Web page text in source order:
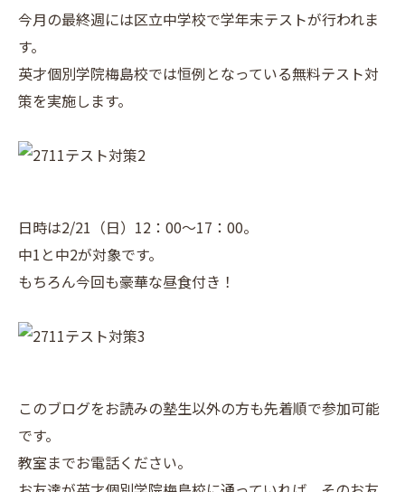
今月の最終週には区立中学校で学年末テストが行われま
す。
英才個別学院梅島校では恒例となっている無料テスト対
策を実施します。
日時は2/21（日）12：00～17：00。
中1と中2が対象です。
もちろん今回も豪華な昼食付き！
このブログをお読みの塾生以外の方も先着順で参加可能
です。
教室までお電話ください。